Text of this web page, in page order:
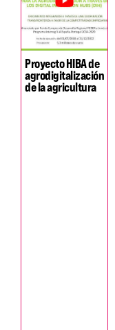
Proyecto HIBA de
agrodigitalización
de la agricultura